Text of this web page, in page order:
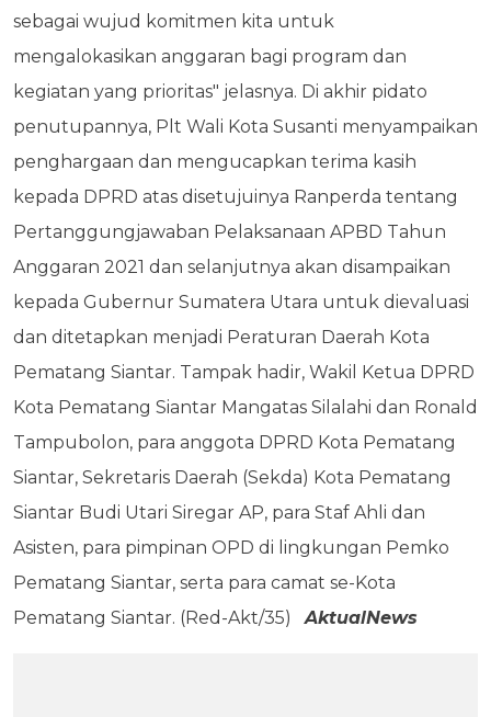
sebagai wujud komitmen kita untuk
mengalokasikan anggaran bagi program dan
kegiatan yang prioritas" jelasnya. Di akhir pidato
penutupannya, Plt Wali Kota Susanti menyampaikan
penghargaan dan mengucapkan terima kasih
kepada DPRD atas disetujuinya Ranperda tentang
Pertanggungjawaban Pelaksanaan APBD Tahun
Anggaran 2021 dan selanjutnya akan disampaikan
kepada Gubernur Sumatera Utara untuk dievaluasi
dan ditetapkan menjadi Peraturan Daerah Kota
Pematang Siantar. Tampak hadir, Wakil Ketua DPRD
Kota Pematang Siantar Mangatas Silalahi dan Ronald
Tampubolon, para anggota DPRD Kota Pematang
Siantar, Sekretaris Daerah (Sekda) Kota Pematang
Siantar Budi Utari Siregar AP, para Staf Ahli dan
Asisten, para pimpinan OPD di lingkungan Pemko
Pematang Siantar, serta para camat se-Kota
Pematang Siantar. (Red-Akt/35)AktualNews